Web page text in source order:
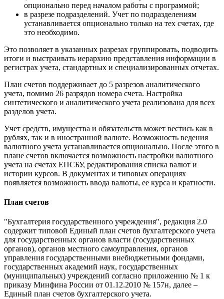
опционально перед началом работы с программой;
в разрезе подразделений. Учет по подразделениям
устанавливается опционально только на тех счетах, где
это необходимо.
Это позволяет в указанных разрезах группировать, подводить
итоги и выстраивать иерархию представления информации в
регистрах учета, стандартных и специализированных отчетах.
План счетов поддерживает до 5 разрезов аналитического
учета, помимо 26 разрядов номера счета. Настройка
синтетического и аналитического учета реализована для всех
разделов учета.
Учет средств, имущества и обязательств может вестись как в
рублях, так и в иностранной валюте. Возможность ведения
валютного учета устанавливается опционально. После этого в
плане счетов включается возможность настройки валютного
учета на счетах ЕПСБУ, редактирования списка валют и
истории курсов. В документах и типовых операциях
появляется возможность ввода валюты, ее курса и кратности.
План счетов
"Бухгалтерия государственного учреждения", редакция 2.0
содержит типовой Единый план счетов бухгалтерского учета
для государственных органов власти (государственных
органов), органов местного самоуправления, органов
управления государственными внебюджетными фондами,
государственных академий наук, государственных
(муниципальных) учреждений согласно приложению № 1 к
приказу Минфина России от 01.12.2010 № 157н, далее –
Единый план счетов бухгалтерского учета.